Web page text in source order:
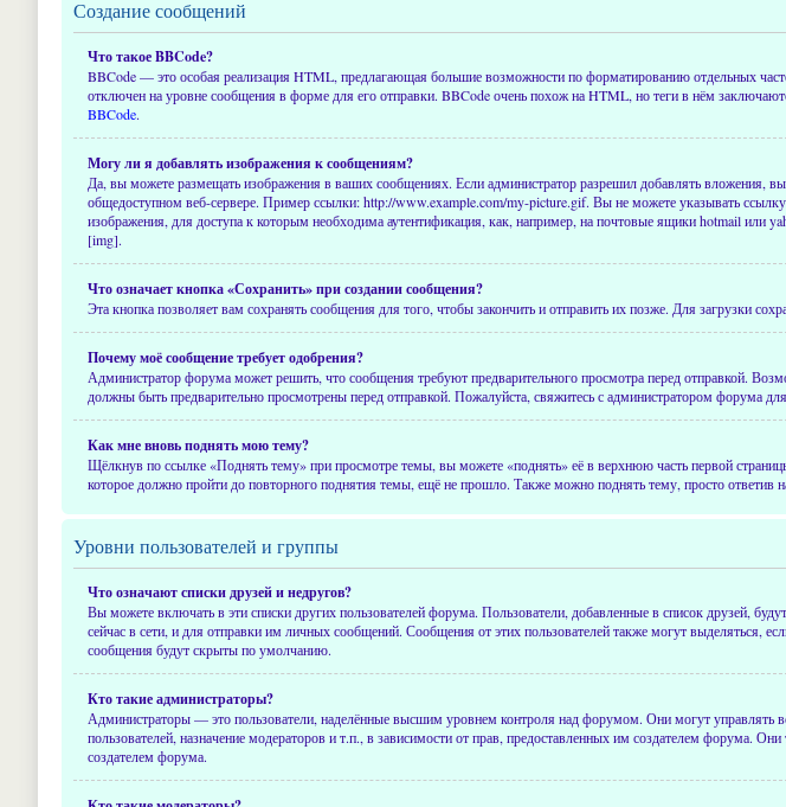
Создание сообщений
Что такое BBCode?
BBCode — это особая реализация HTML, предлагающая большие возможности по форматированию отдельных
отключен на уровне сообщения в форме для его отправки. BBCode очень похож на HTML, но теги в нём
BBCode.
Могу ли я добавлять изображения к сообщениям?
Да, вы можете размещать изображения в ваших сообщениях. Если администратор разрешил добавлять вложения,
общедоступном веб-сервере. Пример ссылки: http://www.example.com/my-picture.gif. Вы не можете указывать
изображения, для доступа к которым необходима аутентификация, как, например, на почтовые ящики hotmail или
[img].
Что означает кнопка «Сохранить» при создании сообщения?
Эта кнопка позволяет вам сохранять сообщения для того, чтобы закончить и отправить их позже. Для загрузки
Почему моё сообщение требует одобрения?
Администратор форума может решить, что сообщения требуют предварительного просмотра перед отправкой.
должны быть предварительно просмотрены перед отправкой. Пожалуйста, свяжитесь с администратором форума
Как мне вновь поднять мою тему?
Щёлкнув по ссылке «Поднять тему» при просмотре темы, вы можете «поднять» её в верхнюю часть первой
которое должно пройти до повторного поднятия темы, ещё не прошло. Также можно поднять тему, просто ответив
Уровни пользователей и группы
Что означают списки друзей и недругов?
Вы можете включать в эти списки других пользователей форума. Пользователи, добавленные в список друзей,
сейчас в сети, и для отправки им личных сообщений. Сообщения от этих пользователей также могут выделяться,
сообщения будут скрыты по умолчанию.
Кто такие администраторы?
Администраторы — это пользователи, наделённые высшим уровнем контроля над форумом. Они могут управлять
пользователей, назначение модераторов и т.п., в зависимости от прав, предоставленных им создателем форума.
создателем форума.